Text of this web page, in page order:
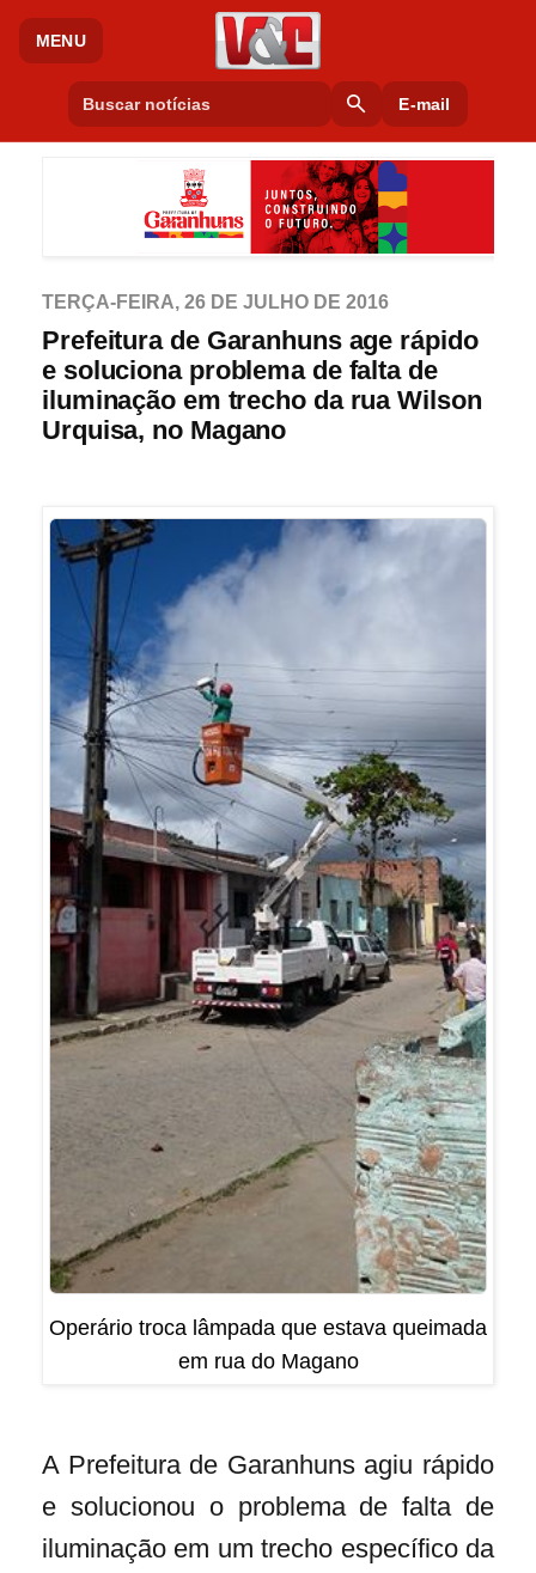
MENU
search E-mail
TERÇA-FEIRA, 26 DE JULHO DE 2016
Prefeitura de Garanhuns age rápido
e soluciona problema de falta de
iluminação em trecho da rua Wilson
Urquisa, no Magano
Operário troca lâmpada que estava queimada
em rua do Magano
A Prefeitura de Garanhuns agiu rápido
e solucionou o problema de falta de
iluminação em um trecho específico da